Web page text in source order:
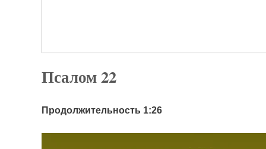
Псалом 22
Продолжительность 1:26